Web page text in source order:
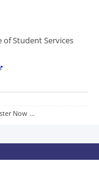
of Student Services
Now ...